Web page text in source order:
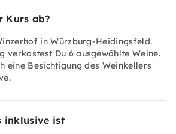
Kurs ab?
in Würzburg-Heidingsfeld.
verkostest Du 6 ausgewählte Weine.
eine Besichtigung des Weinkellers
inklusive ist